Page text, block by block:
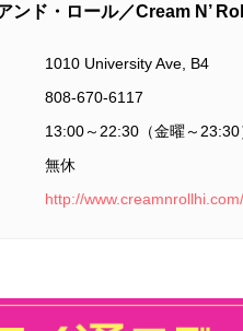
ンド・ロール／Cream N’ Roll
1010 University Ave, B4
808‐670‐6117
13:00～22:30（金曜～
無休
http://www.creamnrollhi.com/